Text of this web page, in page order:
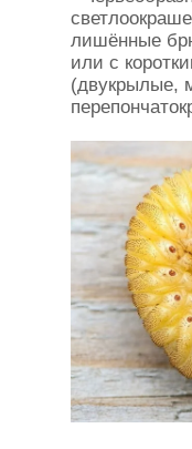
лишённые
или с
(двукрылые,